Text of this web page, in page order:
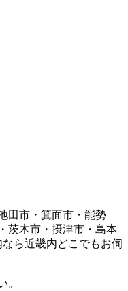
田市・箕面市・能勢
茨木市・摂津市・島本
ら近畿内どこでもお伺
。